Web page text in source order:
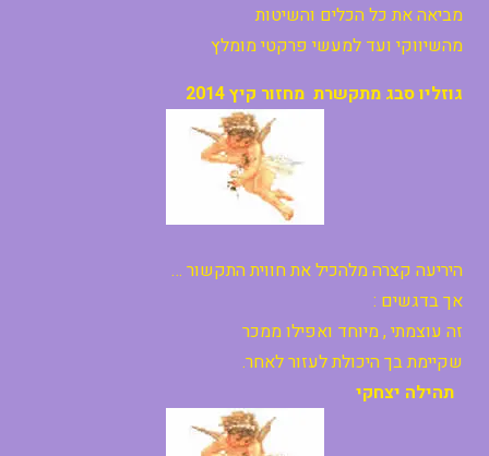
מביאה את כל הכלים והשיטות
מהשיווקי ועד למעשי פרקטי מומלץ
גוזליו סבג מתקשרת מחזור קיץ 2014
היריעה קצרה מלהכיל את חווית התקשור …
אך בדגשים :
זה עוצמתי , מיוחד ואפילו ממכר
שקיימת בך היכולת לעזור לאחר.
תהילה יצחקי